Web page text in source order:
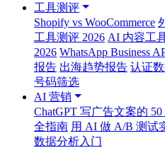
工具测评
Shopify vs WooCommerce
工具测评 2026 AI 内容工
2026 WhatsApp Business
报告 出海趋势报告 认证
号码筛选
AI 营销
ChatGPT 写广告文案的 50
全指南 用 AI 做 A/B 测试
数据分析入门